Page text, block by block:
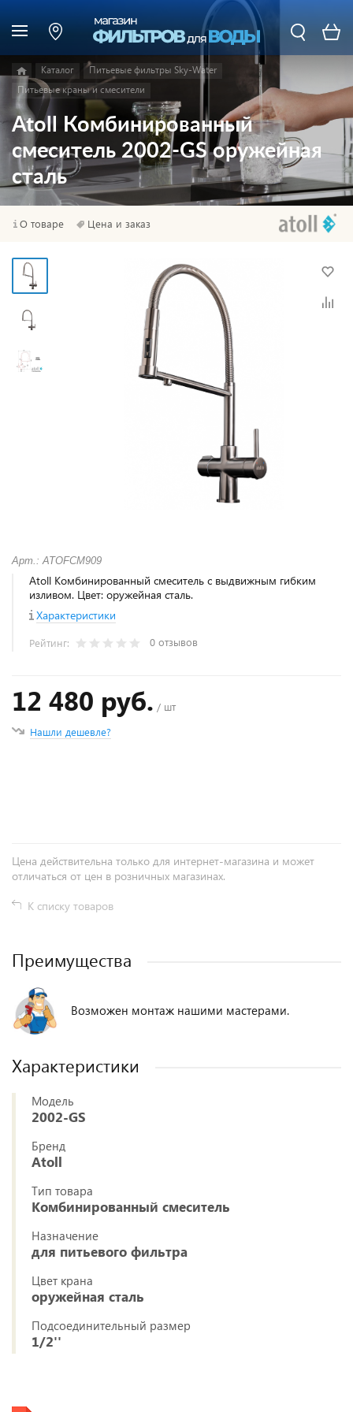
Каталог
Питьевые фильтры Sky-Water
Питьевые краны и смесители
Atoll Комбинированный
смеситель 2002-GS оружейная
сталь
О товаре Цена и заказ
Арт.: ATOFCM909
Atoll Комбинированный смеситель с выдвижным гибким
изливом. Цвет: оружейная сталь.
Характеристики
Рейтинг: 0 отзывов
12 480 руб. / шт
Нашли дешевле?
Цена действительна только для интернет-магазина и может
отличаться от цен в розничных магазинах.
К списку товаров
Преимущества
Возможен монтаж нашими мастерами.
Характеристики
Модель
2002-GS
Бренд
Atoll
Тип товара
Комбинированный смеситель
Назначение
для питьевого фильтра
Цвет крана
оружейная сталь
Подсоединительный размер
1/2''